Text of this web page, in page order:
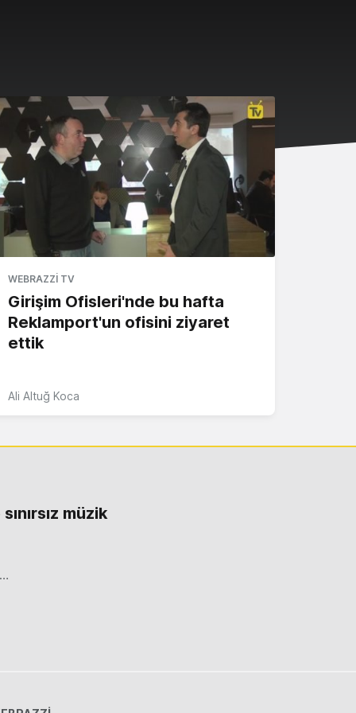
WEBRAZZI TV
Girişim Ofisleri'nde bu hafta
Reklamport'un ofisini ziyaret
ettik
Ali Altuğ Koca
müzik